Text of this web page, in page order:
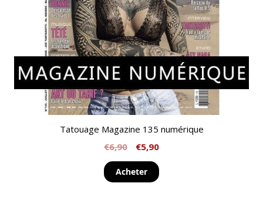
Tatouage Magazine 135 numérique
€6,90 €5,90
Acheter